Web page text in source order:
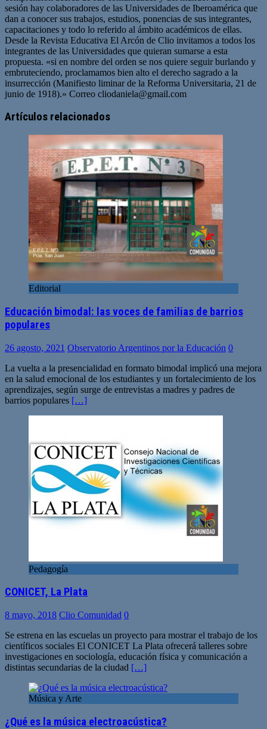
sesión hay colaboradores de las Universidades de Iberoamérica que
dan a conocer sus trabajos, estudios, ponencias de sus integrantes,
capacitaciones y todo lo referido al ámbito académicos de ellas.
Desde la Revista Educativa El Arcón de Clio invitamos a todos los
integrantes de las Universidades que quieran sumarse a esta
propuesta. «si en nombre del orden se nos quiere seguir burlando y
embruteciendo, proclamamos bien alto el derecho sagrado a la
insurrección (Manifiesto liminar de la Reforma Universitaria, 21 de
junio de 1918).» Correo cliodaniela@gmail.com
Artículos relacionados
Editorial
Educación bimodal: las voces de familias de barrios
populares
26 agosto, 2021 Observatorio Argentinos por la Educación 0
La vuelta a la presencialidad en formato bimodal implicó una mejora
en la salud emocional de los estudiantes y un fortalecimiento de los
aprendizajes, según surge de entrevistas a madres y padres de
barrios populares […]
Pedagogía
CONICET, La Plata
8 mayo, 2018 Clio Comunidad 0
Se estrena en las escuelas un proyecto para mostrar el trabajo de los
científicos sociales El CONICET La Plata ofrecerá talleres sobre
investigaciones en sociología, educación física y comunicación a
distintas secundarias de la ciudad […]
Música y Arte
¿Qué es la música electroacústica?